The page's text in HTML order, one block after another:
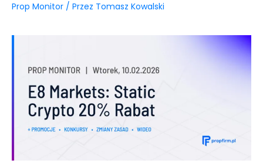
Prop Monitor / Przez Tomasz Kowalski